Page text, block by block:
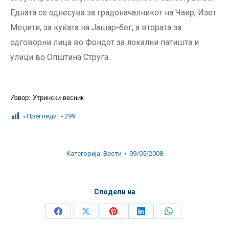
Едната се однесува за градоначалникот на Чаир, Изет
Меџити, за куќата на Јашар-бег, а втората за
одговорни лица во Фондот за локални патишта и
улици во Општина Струга.
Извор: Утрински весник
Прегледи: 299
Категорија: Вести 09/05/2008
Сподели на
Share
Share
Share
Share
Share